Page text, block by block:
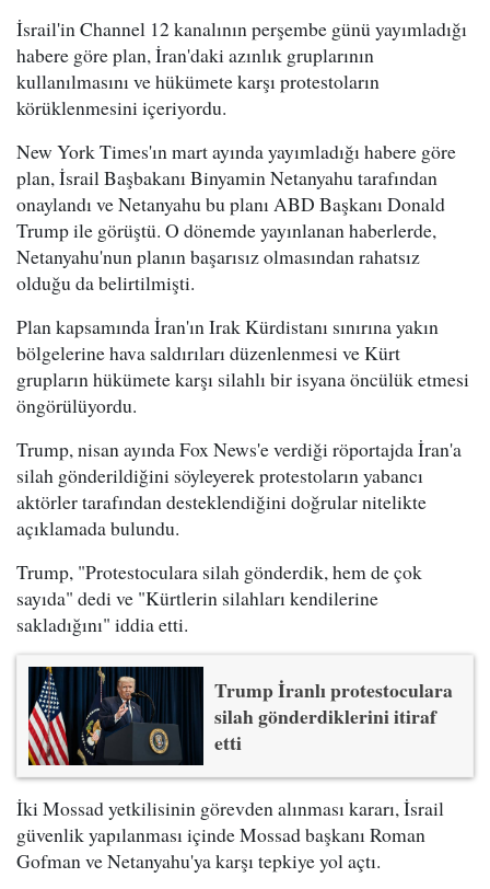
İsrail'in Channel 12 kanalının perşembe günü yayımladığı
habere göre plan, İran'daki azınlık gruplarının
kullanılmasını ve hükümete karşı protestoların
körüklenmesini içeriyordu.
New York Times'ın mart ayında yayımladığı habere göre
plan, İsrail Başbakanı Binyamin Netanyahu tarafından
onaylandı ve Netanyahu bu planı ABD Başkanı Donald
Trump ile görüştü. O dönemde yayınlanan haberlerde,
Netanyahu'nun planın başarısız olmasından rahatsız
olduğu da belirtilmişti.
Plan kapsamında İran'ın Irak Kürdistanı sınırına yakın
bölgelerine hava saldırıları düzenlenmesi ve Kürt
grupların hükümete karşı silahlı bir isyana öncülük etmesi
öngörülüyordu.
Trump, nisan ayında Fox News'e verdiği röportajda İran'a
silah gönderildiğini söyleyerek protestoların yabancı
aktörler tarafından desteklendiğini doğrular nitelikte
açıklamada bulundu.
Trump, "Protestoculara silah gönderdik, hem de çok
sayıda" dedi ve "Kürtlerin silahları kendilerine
sakladığını" iddia etti.
Trump İranlı protestoculara
silah gönderdiklerini itiraf
etti
İki Mossad yetkilisinin görevden alınması kararı, İsrail
güvenlik yapılanması içinde Mossad başkanı Roman
Gofman ve Netanyahu'ya karşı tepkiye yol açtı.